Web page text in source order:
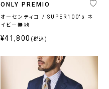
ONLY PREMIO
オーセンティコ / SUPER100's ネ
イビー無地
¥41,800 (税込)